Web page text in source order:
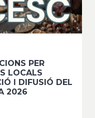
PER
LOCALS
I DIFUSIÓ DEL
2026